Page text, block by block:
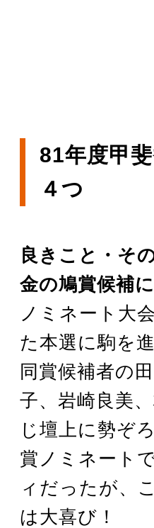
81年度甲
４つ
良きこと・そ
金の鳩賞候補に
ノミネート大
た本選に駒を
同賞候補者の
子、岩崎良美
じ壇上に勢ぞ
賞ノミネート
ィだったが、
は大喜び！